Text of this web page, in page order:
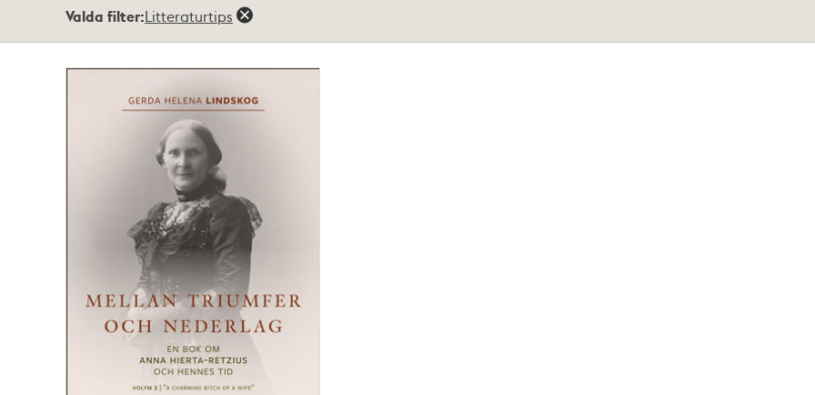
Valda filter:Litteraturtips